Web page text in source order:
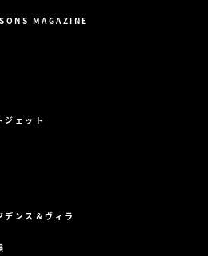
MAGAZINE
ジェット
デンス＆ヴィラ